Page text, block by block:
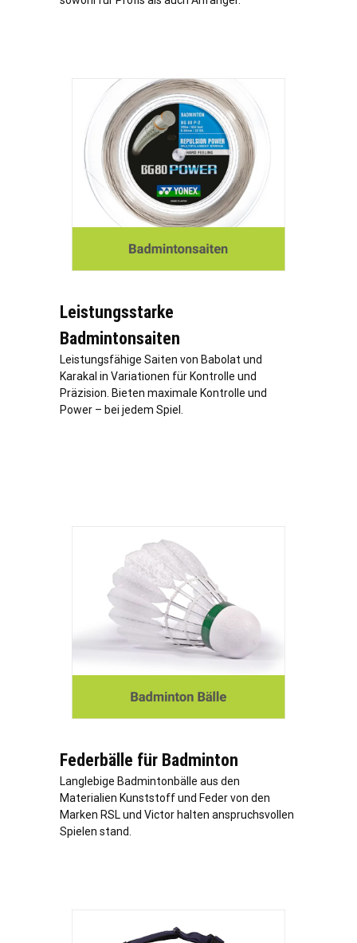
Leistungsstarke
Badmintonsaiten
Leistungsfähige Saiten von Babolat und
Karakal in Variationen für Kontrolle und
Präzision. Bieten maximale Kontrolle und
Power – bei jedem Spiel.
Federbälle für Badminton
Langlebige Badmintonbälle aus den
Materialien Kunststoff und Feder von den
Marken RSL und Victor halten anspruchsvollen
Spielen stand.